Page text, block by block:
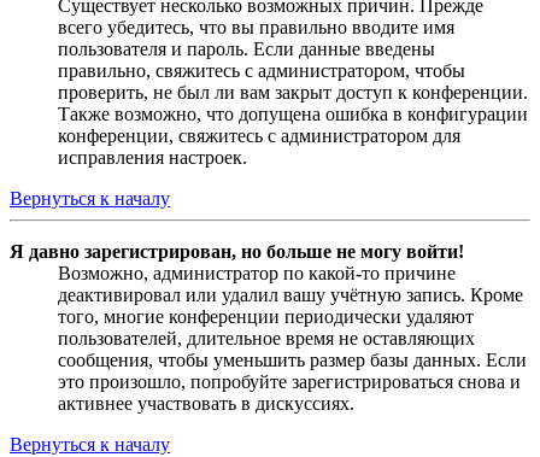
Существует несколько возможных причин. Прежде
всего убедитесь, что вы правильно вводите имя
пользователя и пароль. Если данные введены
правильно, свяжитесь с администратором, чтобы
проверить, не был ли вам закрыт доступ к конференции.
Также возможно, что допущена ошибка в конфигурации
конференции, свяжитесь с администратором для
исправления настроек.
Вернуться к началу
Я давно зарегистрирован, но больше не могу войти!
Возможно, администратор по какой-то причине
деактивировал или удалил вашу учётную запись. Кроме
того, многие конференции периодически удаляют
пользователей, длительное время не оставляющих
сообщения, чтобы уменьшить размер базы данных. Если
это произошло, попробуйте зарегистрироваться снова и
активнее участвовать в дискуссиях.
Вернуться к началу